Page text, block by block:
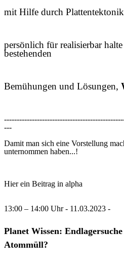
mit Hilfe durch
persönlich für realisierbar
bestehenden
Bemühungen und Lösungen,
---
Damit man sich eine Vorstellung
unternommen haben...!
Hier ein Beitrag in alpha
13:00 – 14:00 Uhr - 11.03.2023 -
Planet Wissen:
Atommüll?